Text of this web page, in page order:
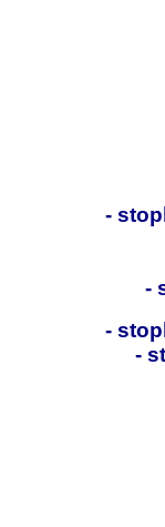
-
-
-
-